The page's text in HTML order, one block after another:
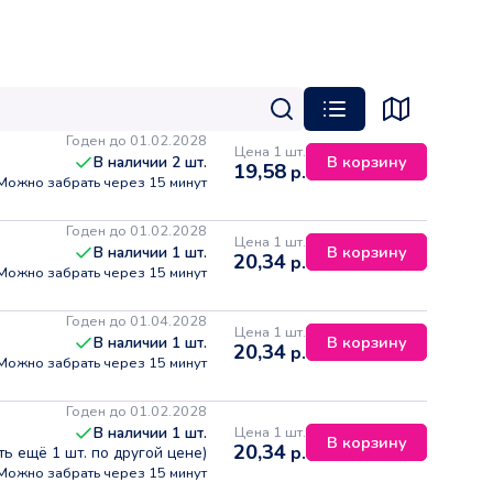
Годен до 01.02.2028
В наличии 2 шт.
забрать через 15 минут
Цена 1 шт.
19,58 р. В корзину
Годен до 01.02.2028
В наличии 1 шт.
забрать через 15 минут
Цена 1 шт.
20,34 р. В корзину
Годен до 01.04.2028
В наличии 1 шт.
забрать через 15 минут
Цена 1 шт.
20,34 р. В корзину
Годен до 01.02.2028
В наличии 1 шт.
ещё 1 шт. по другой цене)
забрать через 15 минут
Цена 1 шт.
20,34 р. В корзину